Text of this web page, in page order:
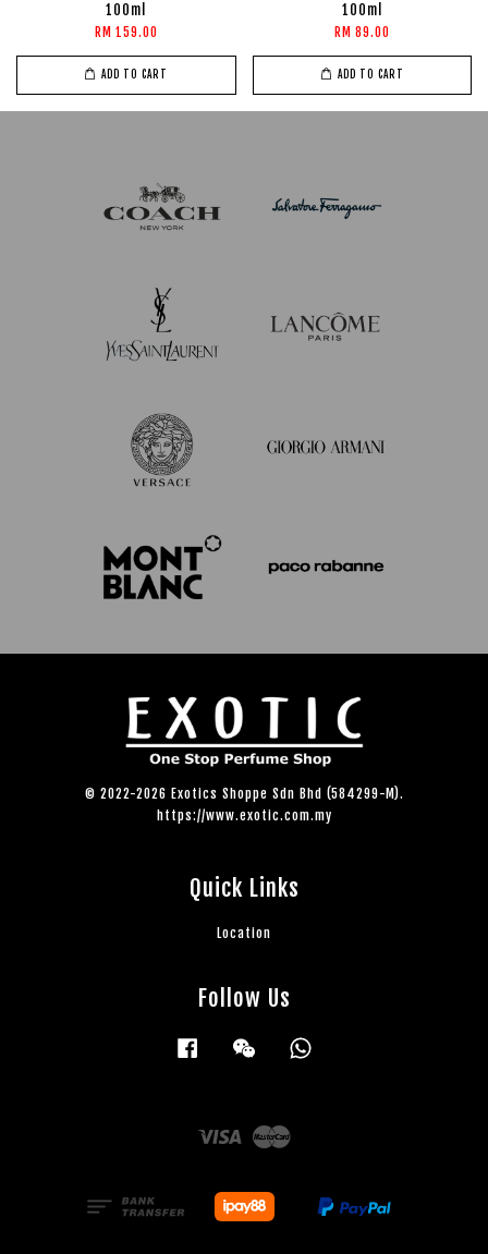
100ml
RM 159.00
ADD TO CART
100ml
RM 89.00
ADD TO CART
© 2022-2026 Exotics Shoppe Sdn Bhd (584299-M).
https://www.exotic.com.my
Quick Links
Location
Follow Us
Facebook Wechat
Visa